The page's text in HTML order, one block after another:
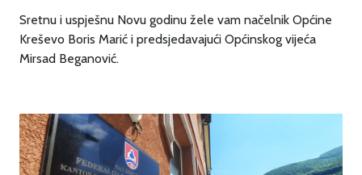
Sretnu i uspješnu Novu godinu žele vam načelnik Općine
Kreševo Boris Marić i predsjedavajući Općinskog vijeća
Mirsad Beganović.